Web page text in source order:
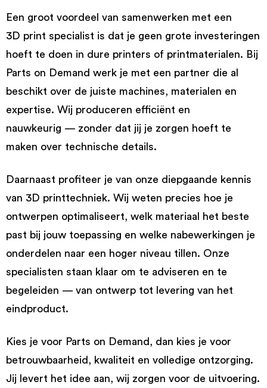
Een groot voordeel van samenwerken met een
3D print specialist is dat je geen grote investeringen
hoeft te doen in dure printers of printmaterialen. Bij
Parts on Demand werk je met een partner die al
beschikt over de juiste machines, materialen en
expertise. Wij produceren efficiënt en
nauwkeurig — zonder dat jij je zorgen hoeft te
maken over technische details.
Daarnaast profiteer je van onze diepgaande kennis
van 3D printtechniek. Wij weten precies hoe je
ontwerpen optimaliseert, welk materiaal het beste
past bij jouw toepassing en welke nabewerkingen je
onderdelen naar een hoger niveau tillen. Onze
specialisten staan klaar om te adviseren en te
begeleiden — van ontwerp tot levering van het
eindproduct.
Kies je voor Parts on Demand, dan kies je voor
betrouwbaarheid, kwaliteit en volledige ontzorging.
Jij levert het idee aan, wij zorgen voor de uitvoering.